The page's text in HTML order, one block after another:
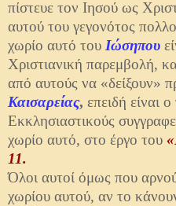
πίστευε τον Ιησού ως
αυτού του γεγονότος
χωρίο αυτό του Ιώσηπου
Χριστιανική παρεμβολή,
από αυτούς να «δείξουν»
Καισαρείας, επειδή είναι
Εκκλησιαστικούς
χωρίο αυτό, στο έργο του
11.
Όλοι αυτοί όμως που
χωρίου αυτού, αν το